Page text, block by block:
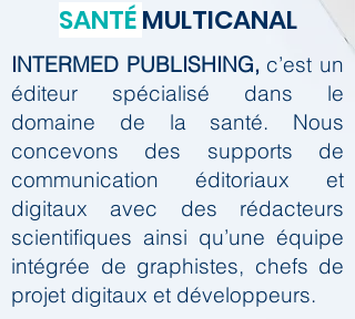
SANTÉMULTICANAL
INTERMED PUBLISHING, c’est un
éditeur spécialisé dans le
domaine de la santé. Nous
concevons des supports de
communication éditoriaux et
digitaux avec des rédacteurs
scientifiques ainsi qu’une équipe
intégrée de graphistes, chefs de
projet digitaux et développeurs.